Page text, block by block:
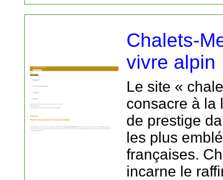
Chalets-
vivre alpin
Le site «
consacre à la
de prestige
les plus
françaises.
incarne le